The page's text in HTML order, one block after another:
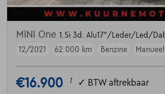
MINI One 1.5i 3d. Alu17"/Leder/Led/
12/2021
62.000 km Benzine Manueel
€16.900 1 ✓ BTW aftrekbaar